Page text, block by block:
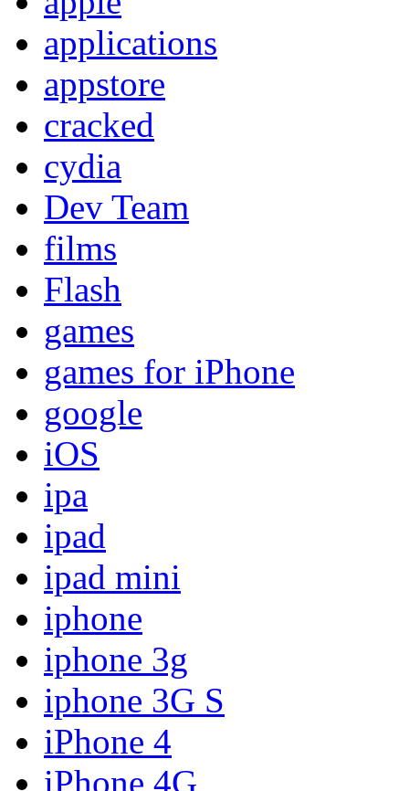
applications
appstore
cracked
cydia
Dev Team
films
Flash
games
games for iPhone
google
iOS
ipa
ipad
ipad mini
iphone
iphone 3g
iphone 3G S
iPhone 4
iPhone 4G